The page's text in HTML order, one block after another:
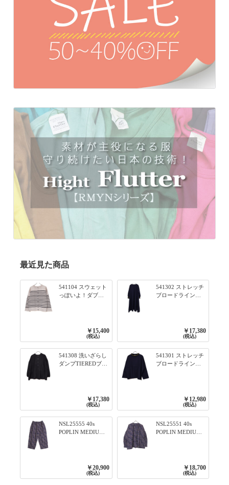
最近見た商品
541104 スウェット
っぽいよ！ダブル
プルオーバー 101オ
フベージュ×ネイビ
ー／レッド
￥15,400
(税込)
541302 ストレッチ
ブロードライン入
ワンピース 79ネイ
￥17,380
(税込)
541308 洗いざらし
ダンプTIEREDブシ
￥17,380
(税込)
541301 ストレッチ
ブロードライン入
リブプルオーバー
79ネイビー
￥12,980
(税込)
NSL25555 40s
POPLIN MEDIUM
￥20,900
(税込)
NSL25551 40s
POPLIN MEDIUM
3800NAVY BASE
￥18,700
(税込)